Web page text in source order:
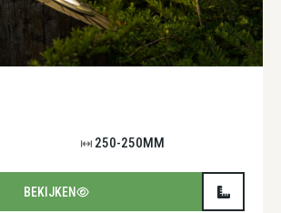
250-250MM
BEKIJKEN